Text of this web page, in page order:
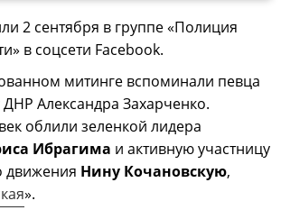
2 сентября в группе «Полиция
в соцсети Facebook.
митинге вспоминали певца
ДНР Александра Захарченко.
облили зеленкой лидера
Ибрагима и активную участницу
движения Нину Кочановскую,
».